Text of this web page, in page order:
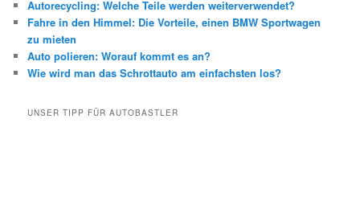
Autorecycling: Welche Teile werden weiterverwendet?
Fahre in den Himmel: Die Vorteile, einen BMW Sportwagen
zu mieten
Auto polieren: Worauf kommt es an?
Wie wird man das Schrottauto am einfachsten los?
UNSER TIPP FÜR AUTOBASTLER